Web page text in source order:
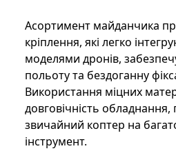
Асортимент майданчика
кріплення, які легко
моделями дронів,
польоту та бездоганну
Використання міцних
довговічність
звичайний коптер на
інструмент.